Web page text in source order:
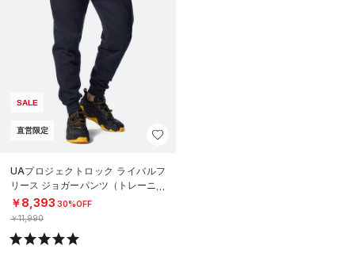
SALE
直営限定
UAプロジェクトロック ライバルフ
リース ジョガーパンツ（トレーニン
グ/MEN）
￥8,393 30%OFF
￥11,990